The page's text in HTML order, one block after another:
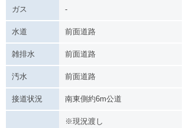
ガス -
水道 前面道路
雑排水 前面道路
汚水 前面道路
接道状況 南東側約6m公道
※現況渡し